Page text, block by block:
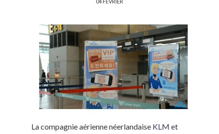
04 FÉVRIER
La compagnie aérienne néerlandaise KLM et